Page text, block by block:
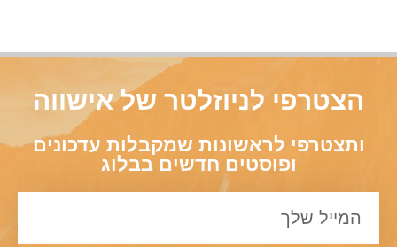
הצטרפי לניוזלטר של אישווה
ותצטרפי לראשונות שמקבלות עדכונים
ופוסטים חדשים בבלוג